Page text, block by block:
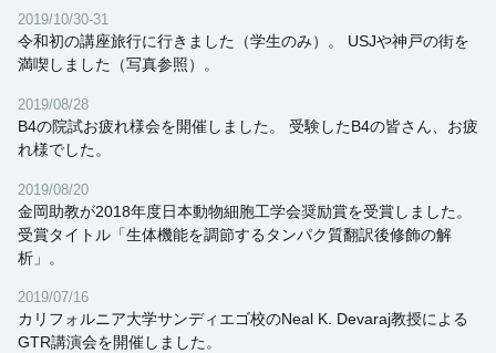
2019/10/30-31
令和初の講座旅行に行きました（学生のみ）。 USJや神戸の街を
満喫しました（写真参照）。
2019/08/28
B4の院試お疲れ様会を開催しました。 受験したB4の皆さん、お疲
れ様でした。
2019/08/20
金岡助教が2018年度日本動物細胞工学会奨励賞を受賞しました。
受賞タイトル「生体機能を調節するタンパク質翻訳後修飾の解
析」。
2019/07/16
カリフォルニア大学サンディエゴ校のNeal K. Devaraj教授による
GTR講演会を開催しました。